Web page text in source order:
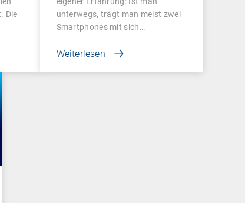
Die
unterwegs, trägt man meist zwei
Smartphones mit sich…
Weiterlesen